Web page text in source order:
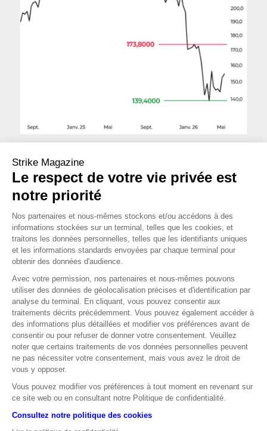
OPINION MOYEN TERME
OPINION LONG TERME
Source : zonebourse
Les données relatives aux performances passées ont trait à des
périodes passées et ne sont pas un indicateur fiable des résultats
historiques de marché.
Strike Magazine
Le respect de votre vie privée est
notre priorité
Nos partenaires et nous-mêmes stockons et/ou accédons à des
informations stockées sur un terminal, telles que les cookies, et
traitons les données personnelles, telles que les identifiants uniques
et les informations standards envoyées par chaque terminal pour
obtenir des données d'audience.
Avec votre permission, nos partenaires et nous-mêmes pouvons
utiliser des données de géolocalisation précises et d'identification par
analyse du terminal. En cliquant, vous pouvez consentir aux
traitements décrits précédemment. Vous pouvez également accéder à
des informations plus détaillées et modifier vos préférences avant de
consentir ou pour refuser de donner votre consentement. Veuillez
noter que certains traitements de vos données personnelles peuvent
ne pas nécessiter votre consentement, mais vous avez le droit de
vous y opposer.
Vous pouvez modifier vos préférences à tout moment en revenant sur
ce site web ou en consultant notre Politique de confidentialité.
Consultez notre politique des cookies